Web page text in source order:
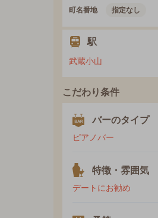
町名番地 指定なし
駅
武蔵小山
こだわり条件
バーのタイプ
ピアノバー
特徴・雰囲気
デートにお勧め